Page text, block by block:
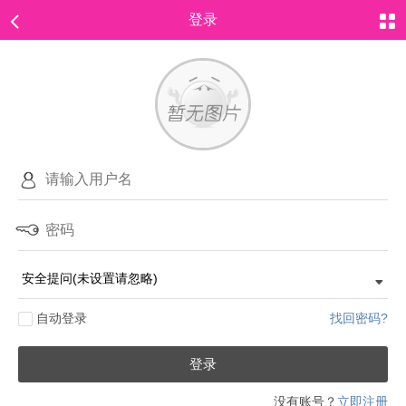
登录
自动登录 找回密码?
登录
没有账号？ 立即注册